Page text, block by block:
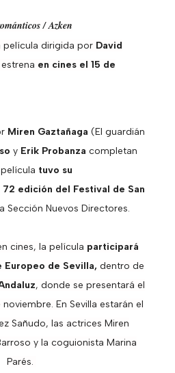
/ Azken
película dirigida por David
en cines el 15 de
Miren Gaztañaga (El guardián
y Erik Probanza completan
tuvo su
edición del Festival de San
Sección Nuevos Directores.
cines, la película participará
Europeo de Sevilla, dentro de
, donde se presentará el
En Sevilla estarán el
Sañudo, las actrices Miren
y la coguionista Marina
Parés.